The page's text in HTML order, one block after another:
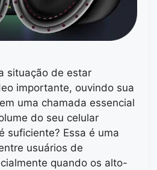
situação de estar
importante, ouvindo sua
uma chamada essencial
do seu celular
suficiente? Essa é uma
usuários de
quando os alto-